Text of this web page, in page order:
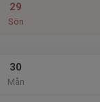
29
Sön
30
Mån